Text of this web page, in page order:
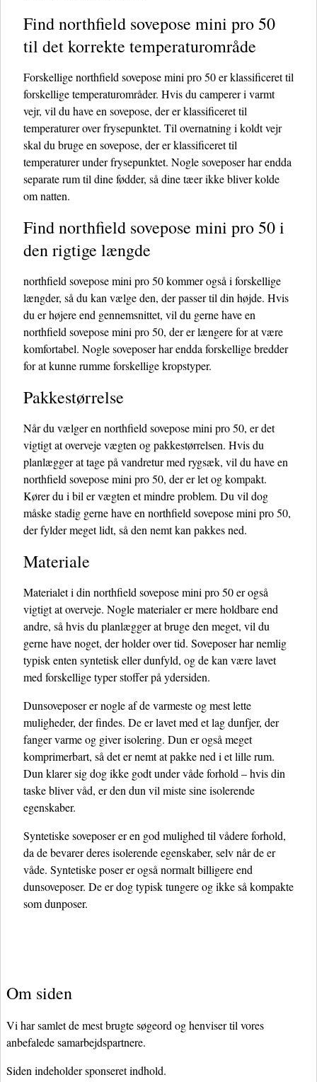
Find northfield sovepose mini pro 50
til det korrekte temperaturområde
Forskellige northfield sovepose mini pro 50 er klassificeret til
forskellige temperaturområder. Hvis du camperer i varmt
vejr, vil du have en sovepose, der er klassificeret til
temperaturer over frysepunktet. Til overnatning i koldt vejr
skal du bruge en sovepose, der er klassificeret til
temperaturer under frysepunktet. Nogle soveposer har endda
separate rum til dine fødder, så dine tæer ikke bliver kolde
om natten.
Find northfield sovepose mini pro 50 i
den rigtige længde
northfield sovepose mini pro 50 kommer også i forskellige
længder, så du kan vælge den, der passer til din højde. Hvis
du er højere end gennemsnittet, vil du gerne have en
northfield sovepose mini pro 50, der er længere for at være
komfortabel. Nogle soveposer har endda forskellige bredder
for at kunne rumme forskellige kropstyper.
Pakkestørrelse
Når du vælger en northfield sovepose mini pro 50, er det
vigtigt at overveje vægten og pakkestørrelsen. Hvis du
planlægger at tage på vandretur med rygsæk, vil du have en
northfield sovepose mini pro 50, der er let og kompakt.
Kører du i bil er vægten et mindre problem. Du vil dog
måske stadig gerne have en northfield sovepose mini pro 50,
der fylder meget lidt, så den nemt kan pakkes ned.
Materiale
Materialet i din northfield sovepose mini pro 50 er også
vigtigt at overveje. Nogle materialer er mere holdbare end
andre, så hvis du planlægger at bruge den meget, vil du
gerne have noget, der holder over tid. Soveposer har nemlig
typisk enten syntetisk eller dunfyld, og de kan være lavet
med forskellige typer stoffer på ydersiden.
Dunsoveposer er nogle af de varmeste og mest lette
muligheder, der findes. De er lavet med et lag dunfjer, der
fanger varme og giver isolering. Dun er også meget
komprimerbart, så det er nemt at pakke ned i et lille rum.
Dun klarer sig dog ikke godt under våde forhold – hvis din
taske bliver våd, er den dun vil miste sine isolerende
egenskaber.
Syntetiske soveposer er en god mulighed til vådere forhold,
da de bevarer deres isolerende egenskaber, selv når de er
våde. Syntetiske poser er også normalt billigere end
dunsoveposer. De er dog typisk tungere og ikke så kompakte
som dunposer.
Om siden
Vi har samlet de mest brugte søgeord og henviser til vores
anbefalede samarbejdspartnere.
Siden indeholder sponseret indhold.